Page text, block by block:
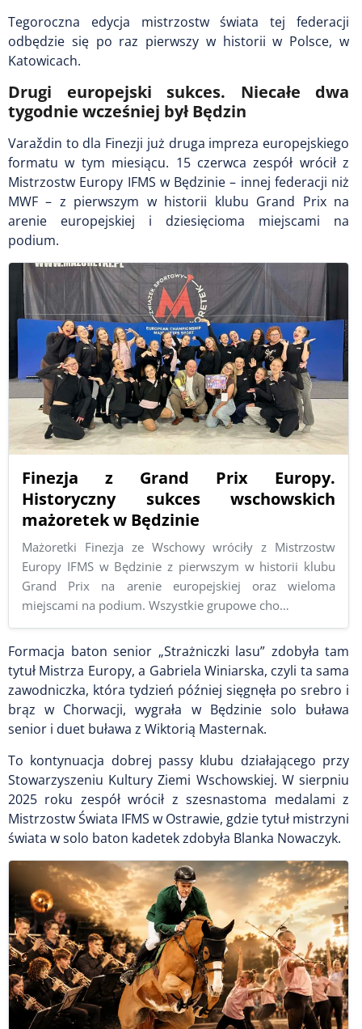
Tegoroczna edycja mistrzostw świata tej federacji
odbędzie się po raz pierwszy w historii w Polsce, w
Katowicach.
Drugi europejski sukces. Niecałe dwa
tygodnie wcześniej był Będzin
Varaždin to dla Finezji już druga impreza europejskiego
formatu w tym miesiącu. 15 czerwca zespół wrócił z
Mistrzostw Europy IFMS w Będzinie – innej federacji niż
MWF – z pierwszym w historii klubu Grand Prix na
arenie europejskiej i dziesięcioma miejscami na
podium.
Finezja z Grand Prix Europy.
Historyczny sukces wschowskich
mażoretek w Będzinie
Mażoretki Finezja ze Wschowy wróciły z Mistrzostw
Europy IFMS w Będzinie z pierwszym w historii klubu
Grand Prix na arenie europejskiej oraz wieloma
miejscami na podium. Wszystkie grupowe cho…
Formacja baton senior „Strażniczki lasu” zdobyła tam
tytuł Mistrza Europy, a Gabriela Winiarska, czyli ta sama
zawodniczka, która tydzień później sięgnęła po srebro i
brąz w Chorwacji, wygrała w Będzinie solo buława
senior i duet buława z Wiktorią Masternak.
To kontynuacja dobrej passy klubu działającego przy
Stowarzyszeniu Kultury Ziemi Wschowskiej. W sierpniu
2025 roku zespół wrócił z szesnastoma medalami z
Mistrzostw Świata IFMS w Ostrawie, gdzie tytuł mistrzyni
świata w solo baton kadetek zdobyła Blanka Nowaczyk.